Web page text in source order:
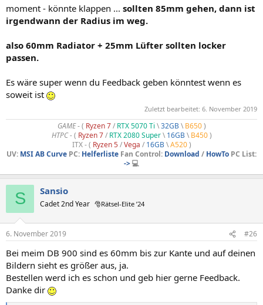
moment - könnte klappen ... sollten 85mm gehen, dann ist
irgendwann der Radius im weg.
also 60mm Radiator + 25mm Lüfter sollten locker
passen.
Es wäre super wenn du Feedback geben könntest wenn es
soweit ist
Zuletzt bearbeitet: 6. November 2019
GAME- ( Ryzen 7/ RTX 5070 Ti \32GB\ B650)
HTPC -( Ryzen 7/ RTX 2080 Super\ 16GB\ B450)
ITX - ( Ryzen 5/Vega / 16GB\A520)
UV: MSI AB Curve PC: Helferliste Fan Control: Download / HowTo PC List:
->💻
S Sansio
Cadet 2nd Year 🎅Rätsel-Elite ’24
6. November 2019 #26
Bei meim DB 900 sind es 60mm bis zur Kante und auf deinen
Bildern sieht es größer aus, ja.
Bestellen werd ich es schon und geb hier gerne Feedback.
Danke dir